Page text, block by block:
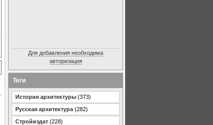
Для добавления необходима
авторизация
Теги
История архитектуры (373)
Русская архитектура (282)
Стройиздат (228)